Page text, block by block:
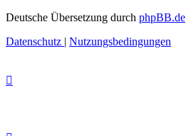
Deutsche Übersetzung durch phpBB.de
Datenschutz | Nutzungsbedingungen